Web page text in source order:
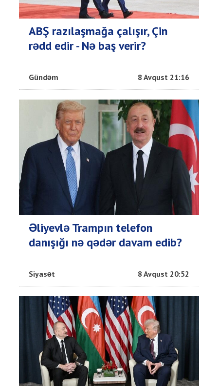
ABŞ razılaşmağa çalışır, Çin
rədd edir - Nə baş verir?
Gündəm 8 Avqust 21:16
Əliyevlə Trampın telefon
danışığı nə qədər davam edib?
Siyasət 8 Avqust 20:52